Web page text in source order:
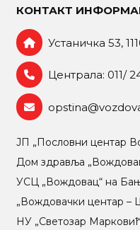
КОНТАКТ
Устаничка 53,
Централа: 011/
ЈП „Пословни центар
Дом здравља
УСЦ „Вождовац“ на
„Вождовачки центар –
НУ „Светозар